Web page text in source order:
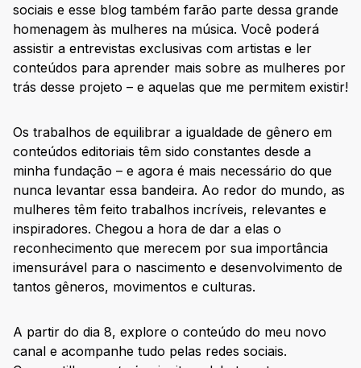
sociais e esse blog também farão parte dessa grande
homenagem às mulheres na música. Você poderá
assistir a entrevistas exclusivas com artistas e ler
conteúdos para aprender mais sobre as mulheres por
trás desse projeto – e aquelas que me permitem existir!
Os trabalhos de equilibrar a igualdade de gênero em
conteúdos editoriais têm sido constantes desde a
minha fundação – e agora é mais necessário do que
nunca levantar essa bandeira. Ao redor do mundo, as
mulheres têm feito trabalhos incríveis, relevantes e
inspiradores. Chegou a hora de dar a elas o
reconhecimento que merecem por sua importância
imensurável para o nascimento e desenvolvimento de
tantos gêneros, movimentos e culturas.
A partir do dia 8, explore o conteúdo do meu novo
canal e acompanhe tudo pelas redes sociais.